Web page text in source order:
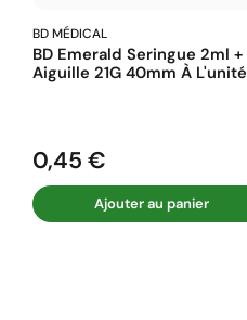
BD MÉDICAL
BD Emerald Seringue 2ml +
Aiguille 21G 40mm À L'unité
Prix
0,45 €
Ajouter au panier